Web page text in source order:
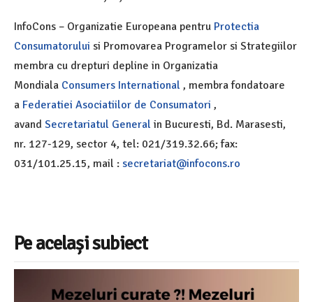
InfoCons – Organizatie Europeana pentru Protectia
Consumatorului si Promovarea Programelor si Strategiilor
membra cu drepturi depline in Organizatia
Mondiala Consumers International , membra fondatoare
a Federatiei Asociatiilor de Consumatori ,
avand Secretariatul General in Bucuresti, Bd. Marasesti,
nr. 127-129, sector 4, tel: 021/319.32.66; fax:
031/101.25.15, mail : secretariat@infocons.ro
Pe același subiect